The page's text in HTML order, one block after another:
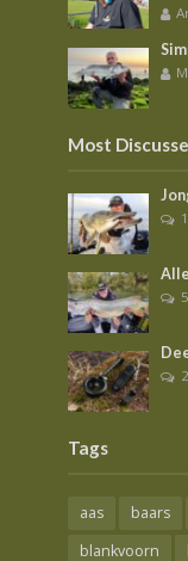
Most
Tags
aas baars
blankvoorn